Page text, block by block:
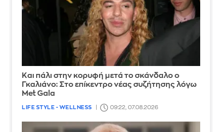
Και πάλι στην κορυφή μετά το σκάνδαλο ο
Γκαλιάνο: Στο επίκεντρο νέας συζήτησης λόγω
Met Gala
LIFE STYLE - WELLNESS 09:22, 07.08.2026